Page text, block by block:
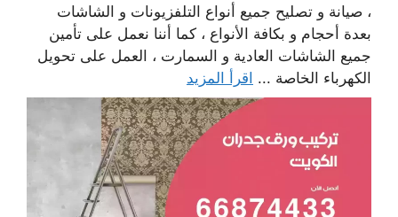
، صيانة و تصليح جميع أنواع التلفزيونات و الشاشات
بعدة أحجام و بكافة الأنواع ، كما أننا نعمل على تأمين
جميع الشاشات العادية و السمارت ، العمل على تحويل
الكهرباء الخاصة ... اقرأ المزيد